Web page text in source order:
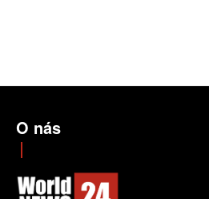
O nás